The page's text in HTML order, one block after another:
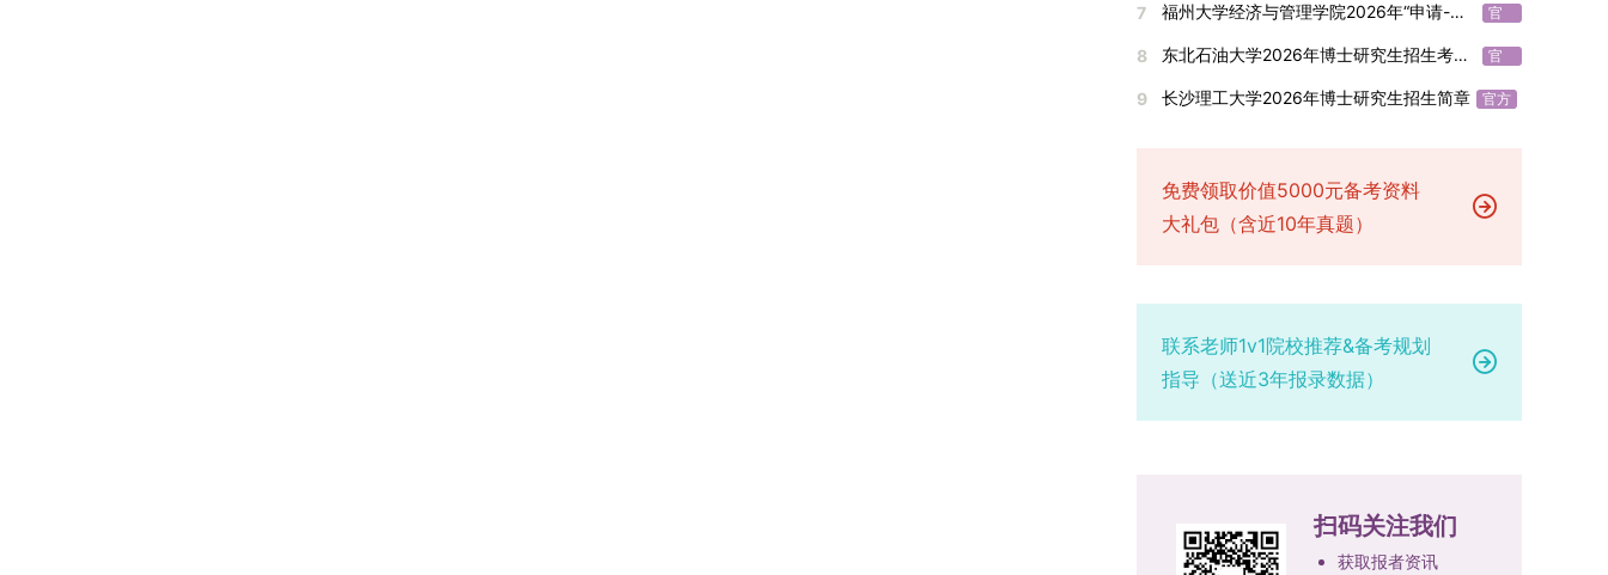
期间享受学校与实验室共同提供的奖助学金待遇。
（三）住宿安排课程学习阶段由学校协调住宿；进
宿。（四）未尽事宜参照上海交通大学2026年博
浙江工业大学MBA
个人科研经历、研究成果及博士阶段研究设想等。
复试成绩按百分制计算，笔试与面试成绩各占
成绩) ÷ 2。复试成绩低于60分者不予录取。同等
思想政治与品德考核复试期间将同步进行思想政治
素质和品德考核，重点考察考生的政治态度、道德
表现材料进行复核。考核不合格者不予录取。四、
录取办法1.考生总成绩由材料评议成绩和复试成绩
加权得出，具体计算公式为：总成绩 = 材料评议
成绩 × 50% + 复试成绩 × 50%。2.录取工作坚
持“全面衡量、择优录取、保证质量、宁缺毋滥”原
甲等及以上医院或四川大学校医院出具），体检标
准按教育部及学校相关规定执行。4.拟录取名单经
不断优化学科结构。面向国家战略和产业需求，加
快布局新兴交叉学科，推动学科专业体系动态优
科研机构共建联合培养平台，打破传统院系壁垒，
革，提升研究生教育质量西南林业大学将教育、科
技、人才协同发展的理念贯穿研究生培养全过程，
论深度，强化后者课程的应用性与实践性。在产教
生联合培养基地建设管理办法》等文件，明确产学
研一体化培养定位。目前已建成8个省级科技小
院，其中2个获省级专项资金支持。专业学位案例
万元设立研究生科研创新基金，支持学生开展前沿
研究。学校还设立“香樟学术讲坛”，拓展学生学术
时段划分如下：（1）笔试时段：14:30—15:30，
长120分钟。若因报名人数调整或其他特殊情况需
变更时间，学院将通过官方渠道提前通知所有考
场设置，具体的笔试教室与面试房间将在报名结束
后，通过学院官网或班级通知等方式另行公布，请
其中学校统一初试成绩占比50%，学院复试总成绩
低进行排序，需要特别注意的是，初试成绩未达到
及格线的考生，将不纳入排名范围。录取工作将严
高者优先；若该科目成绩仍相同，则比对复试
中“英语”科目的成绩，以成绩高者为优先录取对
件；3. 已收到正式录用通知但尚未刊发的论文：
稿。（二）科研奖励、专利及专著登记细则科研奖
励与专著（含软件著作权、学术专著）需已正式获
息维护”菜单进行填报，每一项成果对应的所有证
明材料均需整合为单个PDF文件上传。各类成果附
国家授权专利：包括发明专利、实用新型专利、外
观设计专利，需上传专利受理通知书及授权证书的
成填报。填报信息需与获奖证书内容完全一致，重
点包含参赛年份、竞赛全称、竞赛类别（从系统预
7 福州大学经济与管理学院2026年“申请-考核”制招收攻读博士学位研究生相关要求
官
8 东北石油大学2026年博士研究生招生考试实施细则
官
9 长沙理工大学2026年博士研究生招生简章 官方
免费领取价值5000元备考资料
大礼包（含近10年真题）
联系老师1v1院校推荐&备考规划
指导（送近3年报录数据）
扫码关注我们
获取报者资讯